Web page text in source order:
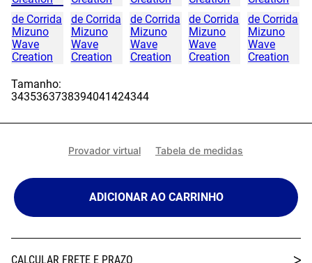
Tamanho:
3435363738394041424344
Provador virtual Tabela de medidas
ADICIONAR AO CARRINHO